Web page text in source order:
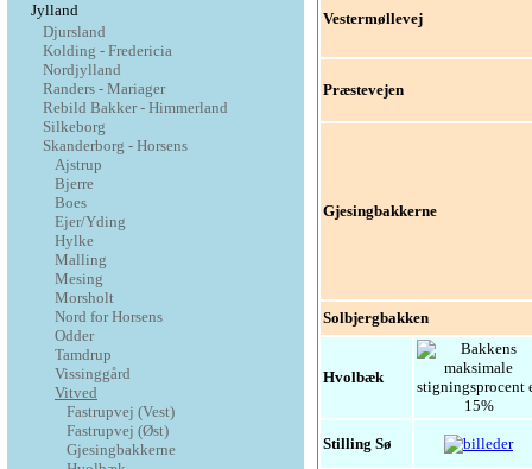
Jylland
Djursland
Kolding - Fredericia
Nordjylland
Randers - Mariager
Rebild Bakker - Himmerland
Silkeborg
Skanderborg - Horsens
Ajstrup
Bjerre
Boes
Ejer/Yding
Hylke
Malling
Mesing
Morsholt
Nord for Horsens
Odder
Tamdrup
Vissinggård
Vitved
Fastrupvej (Vest)
Fastrupvej (Øst)
Gjesingbakkerne
Vestermøllevej
Præstevejen
Gjesingbakkerne
Solbjergbakken
Hvolbæk
Stilling Sø